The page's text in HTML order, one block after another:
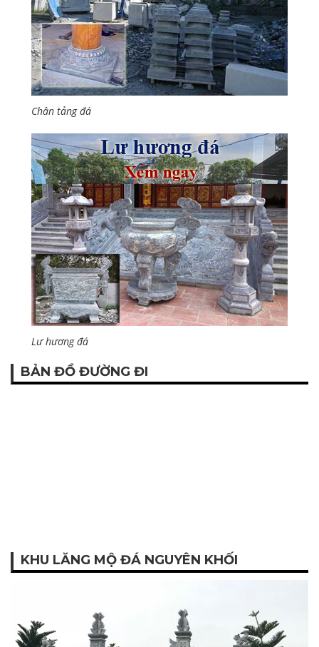
Chân tảng đá
Lư hương đá
BẢN ĐỒ ĐƯỜNG ĐI
KHU LĂNG MỘ ĐÁ NGUYÊN KHỐI